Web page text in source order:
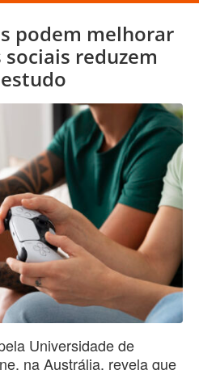
podem melhorar
reduzem
Universidade de
na Austrália, revela que